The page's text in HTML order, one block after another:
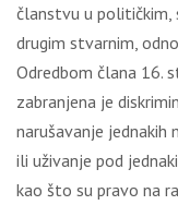
članstvu u političkim,
drugim stvarnim,
Odredbom člana 16.
zabranjena je
narušavanje jednakih
ili uživanje pod
kao što su pravo na